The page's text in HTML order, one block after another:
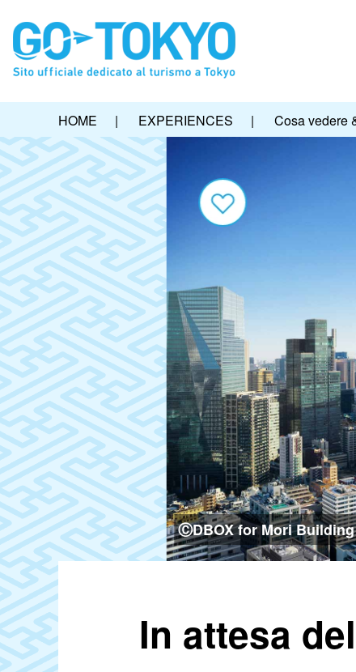
HOME | EXPERIENCES | Cosa vedere
ⒸDBOX for Mori
In attesa